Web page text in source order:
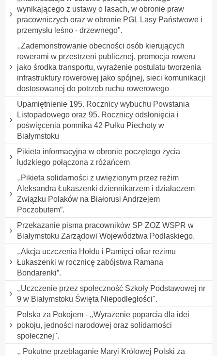
wynikającego z ustawy o lasach, w obronie praw
pracowniczych oraz w obronie PGL Lasy Państwowe i
przemysłu leśno - drzewnego".
,,Zademonstrowanie obecności osób kierujących
rowerami w przestrzeni publicznej, promocja roweru
jako środka transportu, wyrażenie postulatu tworzenia
infrastruktury rowerowej jako spójnej, sieci komunikacji
dostosowanej do potrzeb ruchu rowerowego
Upamiętnienie 195. Rocznicy wybuchu Powstania
Listopadowego oraz 95. Rocznicy odsłonięcia i
poświęcenia pomnika 42 Pułku Piechoty w
Białymstoku
Pikieta informacyjna w obronie poczętego życia
ludzkiego połączona z różańcem
,,Pikieta solidarności z uwięzionym przez reżim
Aleksandra Łukaszenki dziennikarzem i działaczem
Związku Polaków na Białorusi Andrzejem
Poczobutem”.
Przekazanie pisma pracowników SP ZOZ WSPR w
Białymstoku Zarządowi Województwa Podlaskiego.
,,Akcja uczczenia Hołdu i Pamięci ofiar reżimu
Łukaszenki w rocznicę zabójstwa Ramana
Bondarenki”.
,,Uczczenie przez społeczność Szkoły Podstawowej nr
9 w Białymstoku Święta Niepodległości".
Polska za Pokojem - ,,Wyrażenie poparcia dla idei
pokoju, jedności narodowej oraz solidarności
społecznej".
,, Pokutne przebłaganie Maryi Królowej Polski za